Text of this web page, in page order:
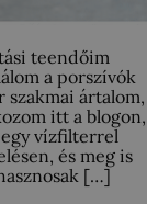
teendőim
a porszívók
szakmai ártalom,
itt a blogon,
vízfilterrel
és meg is
[…]